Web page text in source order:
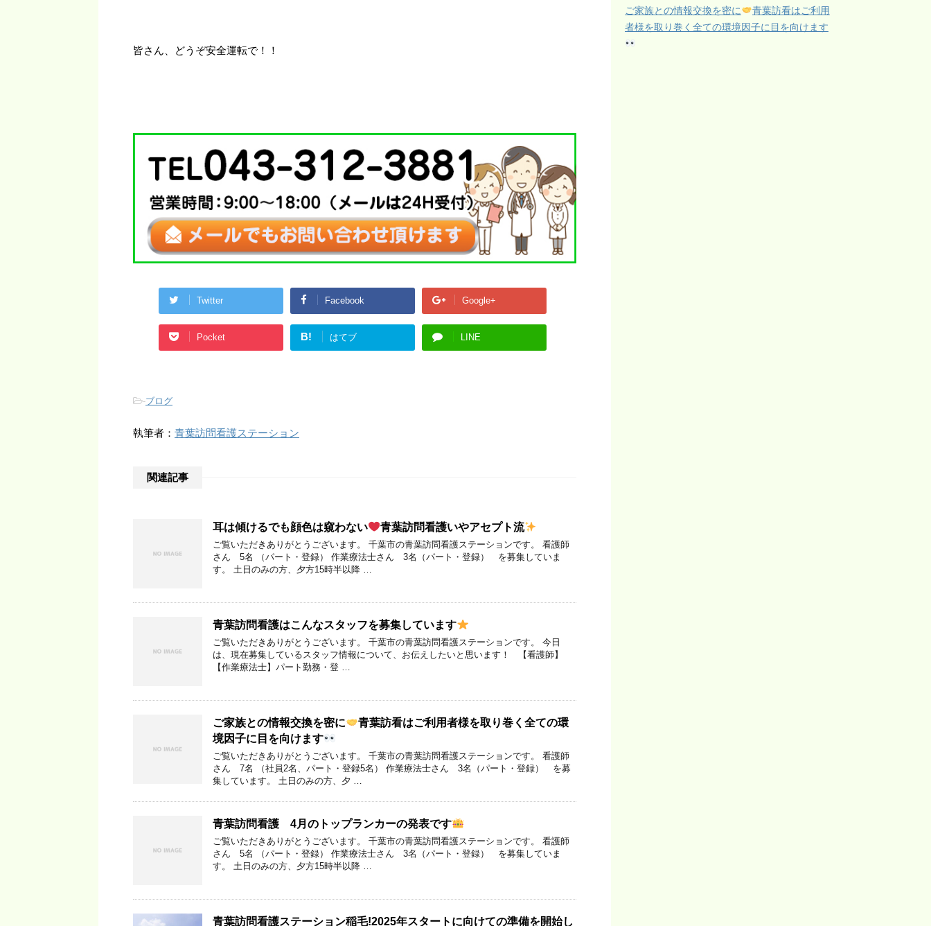
皆さん、どうぞ安全運転で！！
Twitter Facebook Google+
Pocket B! はてブ LINE
-ブログ
執筆者： 青葉訪問看護ステーション
関連記事
耳は傾けるでも顔色は窺わない 青葉訪問看護いやアセプト流
ご覧いただきありがとうございます。 千葉市の青葉訪問看護ステーションです。 看護師
さん 5名 （パート・登録） 作業療法士さん 3名（パート・登録） を募集していま
す。 土日のみの方、夕方15時半以降 …
青葉訪問看護はこんなスタッフを募集しています
ご覧いただきありがとうございます。 千葉市の青葉訪問看護ステーションです。 今日
は、現在募集しているスタッフ情報について、お伝えしたいと思います！ 【看護師】
【作業療法士】パート勤務・登 …
ご家族との情報交換を密に
青葉訪看はご利用者様を取り巻く全ての環
境因子に目を向けます
ご覧いただきありがとうございます。 千葉市の青葉訪問看護ステーションです。 看護師
さん 7名 （社員2名、パート・登録5名） 作業療法士さん 3名（パート・登録） を募
集しています。 土日のみの方、夕 …
青葉訪問看護 4月のトップランカーの発表です
ご覧いただきありがとうございます。 千葉市の青葉訪問看護ステーションです。 看護師
さん 5名 （パート・登録） 作業療法士さん 3名（パート・登録） を募集していま
す。 土日のみの方、夕方15時半以降 …
青葉訪問看護ステーション稲毛!2025年スタートに向けての準備を開始し
ご家族との情報交換を密に
青葉訪看はご利用
者様を取り巻く全ての環境因子に目を向けます